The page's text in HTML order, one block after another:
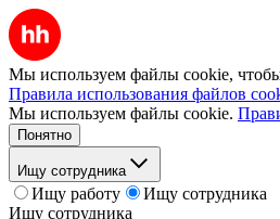
Мы используем файлы cookie, чтобы
Правила использования файлов
Мы используем файлы cookie.
Понятно
Ищу сотрудника
Ищу работу
Ищу сотрудника
Ищу сотрудника